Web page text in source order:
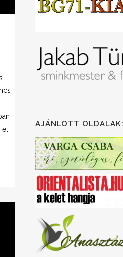
el
AJÁNLOTT OLDALAK: